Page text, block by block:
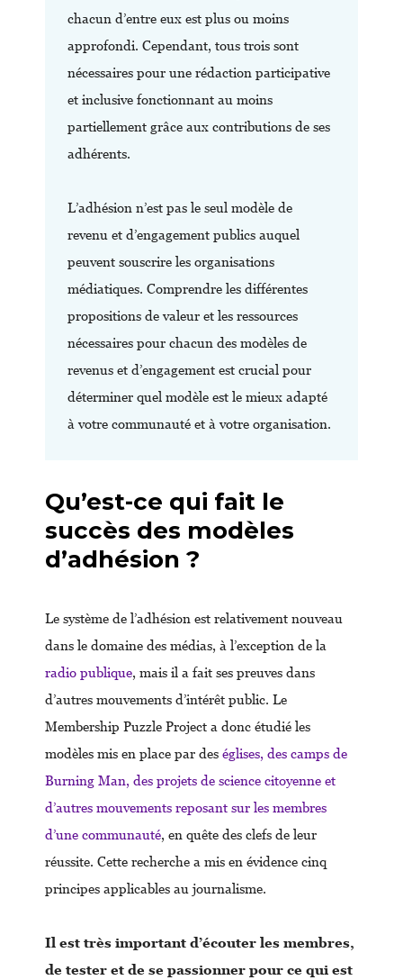
chacun d’entre eux est plus ou moins
approfondi. Cependant, tous trois sont
nécessaires pour une rédaction participative
et inclusive fonctionnant au moins
partiellement grâce aux contributions de ses
adhérents.
L’adhésion n’est pas le seul modèle de
revenu et d’engagement publics auquel
peuvent souscrire les organisations
médiatiques. Comprendre les différentes
propositions de valeur et les ressources
nécessaires pour chacun des modèles de
revenus et d’engagement est crucial pour
déterminer quel modèle est le mieux adapté
à votre communauté et à votre organisation.
Qu’est-ce qui fait le
succès des modèles
d’adhésion ?
Le système de l’adhésion est relativement nouveau
dans le domaine des médias, à l’exception de la
radio publique, mais il a fait ses preuves dans
d’autres mouvements d’intérêt public. Le
Membership Puzzle Project a donc étudié les
modèles mis en place par des églises, des camps de
Burning Man, des projets de science citoyenne et
d’autres mouvements reposant sur les membres
d’une communauté, en quête des clefs de leur
réussite. Cette recherche a mis en évidence cinq
principes applicables au journalisme.
Il est très important d’écouter les membres,
de tester et de se passionner pour ce qui est